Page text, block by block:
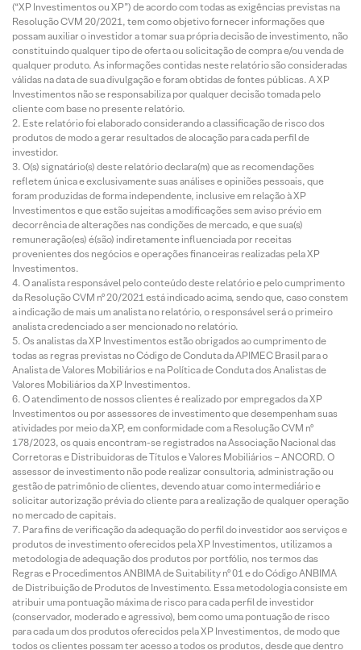
(“XP Investimentos ou XP”) de acordo com todas as exigências previstas na
Resolução CVM 20/2021, tem como objetivo fornecer informações que
possam auxiliar o investidor a tomar sua própria decisão de investimento, não
constituindo qualquer tipo de oferta ou solicitação de compra e/ou venda de
qualquer produto. As informações contidas neste relatório são consideradas
válidas na data de sua divulgação e foram obtidas de fontes públicas. A XP
Investimentos não se responsabiliza por qualquer decisão tomada pelo
cliente com base no presente relatório.
Este relatório foi elaborado considerando a classificação de risco dos
produtos de modo a gerar resultados de alocação para cada perfil de
investidor.
O(s) signatário(s) deste relatório declara(m) que as recomendações
refletem única e exclusivamente suas análises e opiniões pessoais, que
foram produzidas de forma independente, inclusive em relação à XP
Investimentos e que estão sujeitas a modificações sem aviso prévio em
decorrência de alterações nas condições de mercado, e que sua(s)
remuneração(es) é(são) indiretamente influenciada por receitas
provenientes dos negócios e operações financeiras realizadas pela XP
Investimentos.
O analista responsável pelo conteúdo deste relatório e pelo cumprimento
da Resolução CVM nº 20/2021 está indicado acima, sendo que, caso constem
a indicação de mais um analista no relatório, o responsável será o primeiro
analista credenciado a ser mencionado no relatório.
Os analistas da XP Investimentos estão obrigados ao cumprimento de
todas as regras previstas no Código de Conduta da APIMEC Brasil para o
Analista de Valores Mobiliários e na Política de Conduta dos Analistas de
Valores Mobiliários da XP Investimentos.
O atendimento de nossos clientes é realizado por empregados da XP
Investimentos ou por assessores de investimento que desempenham suas
atividades por meio da XP, em conformidade com a Resolução CVM nº
178/2023, os quais encontram-se registrados na Associação Nacional das
Corretoras e Distribuidoras de Títulos e Valores Mobiliários – ANCORD. O
assessor de investimento não pode realizar consultoria, administração ou
gestão de patrimônio de clientes, devendo atuar como intermediário e
solicitar autorização prévia do cliente para a realização de qualquer operação
no mercado de capitais.
Para fins de verificação da adequação do perfil do investidor aos serviços e
produtos de investimento oferecidos pela XP Investimentos, utilizamos a
metodologia de adequação dos produtos por portfólio, nos termos das
Regras e Procedimentos ANBIMA de Suitability nº 01 e do Código ANBIMA
de Distribuição de Produtos de Investimento. Essa metodologia consiste em
atribuir uma pontuação máxima de risco para cada perfil de investidor
(conservador, moderado e agressivo), bem como uma pontuação de risco
para cada um dos produtos oferecidos pela XP Investimentos, de modo que
todos os clientes possam ter acesso a todos os produtos, desde que dentro